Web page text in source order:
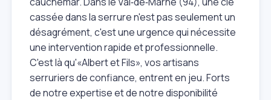
cassée dans la serrure n'est pas seulement un
désagrément, c'est une urgence qui nécessite
une intervention rapide et professionnelle.
C'est là qu'«Albert et Fils», vos artisans
serruriers de confiance, entrent en jeu. Forts
de notre expertise et de notre disponibilité